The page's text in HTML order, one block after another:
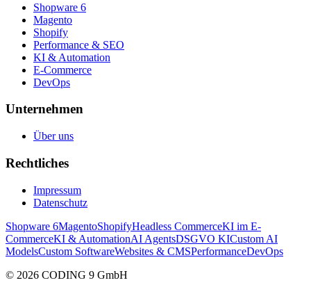
Shopware 6
Magento
Shopify
Performance & SEO
KI & Automation
E-Commerce
DevOps
Unternehmen
Über uns
Rechtliches
Impressum
Datenschutz
Shopware 6MagentoShopifyHeadless CommerceKI im E-
CommerceKI & AutomationAI AgentsDSGVO KICustom AI
ModelsCustom SoftwareWebsites & CMSPerformanceDevOps
© 2026 CODING 9 GmbH